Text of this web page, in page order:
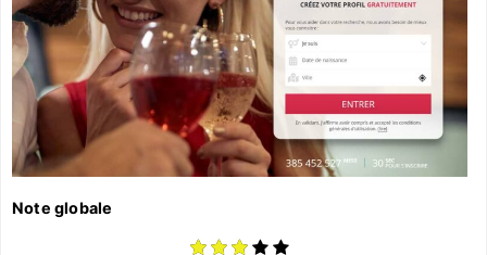
Note globale